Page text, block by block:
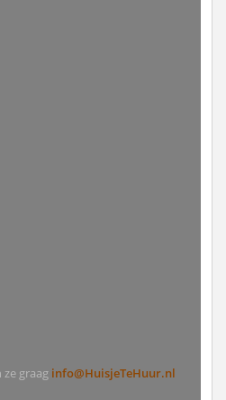
graag info@HuisjeTeHuur.nl